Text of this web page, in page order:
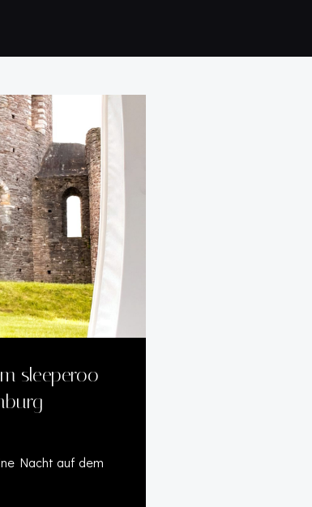
sleeperoo-
Nacht auf dem